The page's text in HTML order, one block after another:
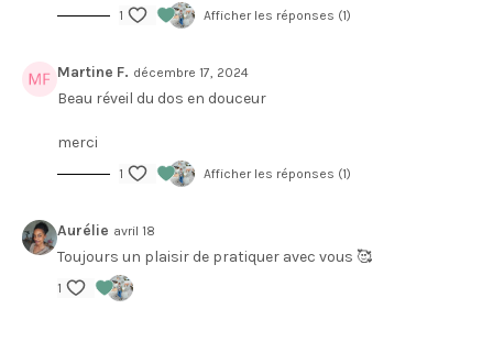
1 Afficher les réponses (1)
Martine F. décembre 17, 2024
Beau réveil du dos en douceur
merci
1 Afficher les réponses (1)
Aurélie avril 18
Toujours un plaisir de pratiquer avec vous 🥰
1